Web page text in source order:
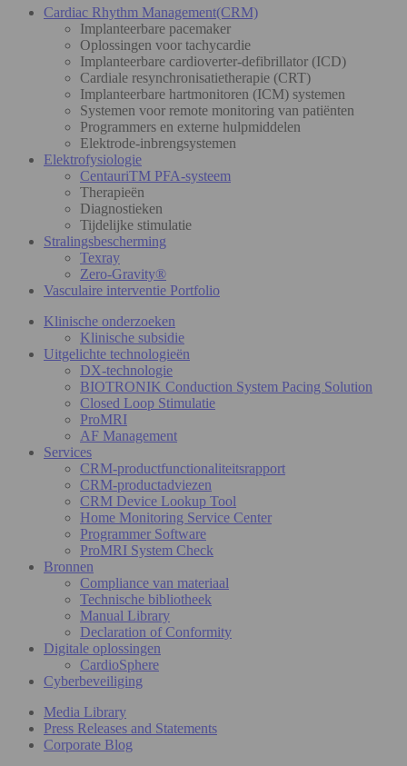
Cardiac Rhythm Management(CRM)
Implanteerbare pacemaker
Oplossingen voor tachycardie
Implanteerbare cardioverter-defibrillator (ICD)
Cardiale resynchronisatietherapie (CRT)
Implanteerbare hartmonitoren (ICM) systemen
Systemen voor remote monitoring van patiënten
Programmers en externe hulpmiddelen
Elektrode-inbrengsystemen
Elektrofysiologie
CentauriTM PFA-systeem
Therapieën
Diagnostieken
Tijdelijke stimulatie
Stralingsbescherming
Texray
Zero-Gravity®
Vasculaire interventie Portfolio
Klinische onderzoeken
Klinische subsidie
Uitgelichte technologieën
DX-technologie
BIOTRONIK Conduction System Pacing Solution
Closed Loop Stimulatie
ProMRI
AF Management
Services
CRM-productfunctionaliteitsrapport
CRM-productadviezen
CRM Device Lookup Tool
Home Monitoring Service Center
Programmer Software
ProMRI System Check
Bronnen
Compliance van materiaal
Technische bibliotheek
Manual Library
Declaration of Conformity
Digitale oplossingen
CardioSphere
Cyberbeveiliging
Media Library
Press Releases and Statements
Corporate Blog